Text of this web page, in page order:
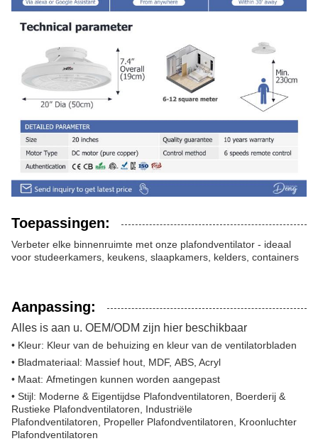
Toepassingen:
Verbeter elke binnenruimte met onze plafondventilator - ideaal
voor studeerkamers, keukens, slaapkamers, kelders, containers
Aanpassing:
Alles is aan u. OEM/ODM zijn hier beschikbaar​
• Kleur: Kleur van de behuizing en kleur van de ventilatorbladen
• Bladmateriaal: Massief hout, MDF, ABS, Acryl
• Maat: Afmetingen kunnen worden aangepast
• Stijl: Moderne & Eigentijdse Plafondventilatoren, Boerderij &
Rustieke Plafondventilatoren, Industriële
Plafondventilatoren, Propeller Plafondventilatoren, Kroonluchter
Plafondventilatoren